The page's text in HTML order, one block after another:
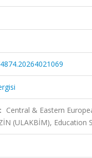
Central & Eastern
(ULAKBİM), Education